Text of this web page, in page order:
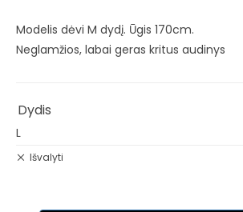
Modelis dėvi M dydį. Ūgis 170cm.
Neglamžios, labai geras kritus audinys
Dydis
Išvalyti